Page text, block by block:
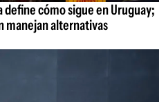
define cómo sigue en Uruguay;
manejan alternativas